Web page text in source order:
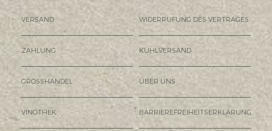
VERSAND WIDERRUFUNG DES VERTRAGES
ZAHLUNG KÜHLVERSAND
GROSSHANDEL ÜBER UNS
VINOTHEK BARRIEREFREIHEITSERKLÄRUNG